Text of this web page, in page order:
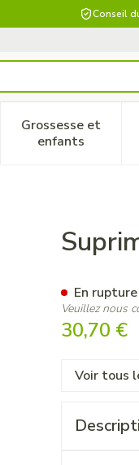
Conseil
Beauté,
menu pour la
Grossesse et
enfantsAfficher le
30,70 €
En
Veuillez nous
Voir tous